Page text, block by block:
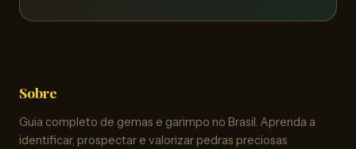
Sobre
Guia completo de gemas e garimpo no Brasil. Aprenda a
identificar, prospectar e valorizar pedras preciosas